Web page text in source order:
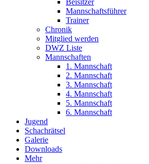
Beisitzer
Mannschaftsführer
Trainer
Chronik
Mitglied werden
DWZ Liste
Mannschaften
1. Mannschaft
2. Mannschaft
3. Mannschaft
4. Mannschaft
5. Mannschaft
6. Mannschaft
Jugend
Schachrätsel
Galerie
Downloads
Mehr